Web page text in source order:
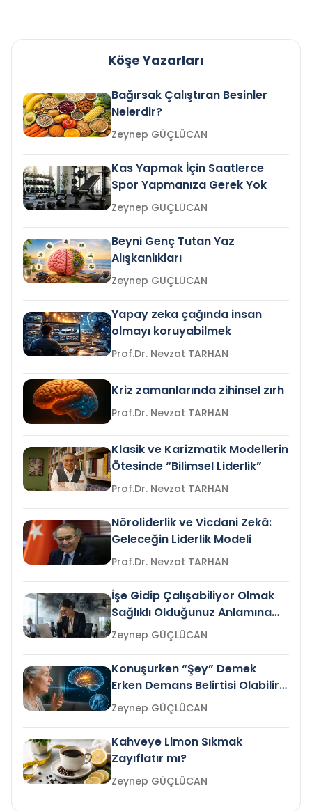
Köşe Yazarları
Bağırsak Çalıştıran Besinler
Nelerdir?
Zeynep GÜÇLÜCAN
Kas Yapmak İçin Saatlerce
Spor Yapmanıza Gerek Yok
Zeynep GÜÇLÜCAN
Beyni Genç Tutan Yaz
Alışkanlıkları
Zeynep GÜÇLÜCAN
Yapay zeka çağında insan
olmayı koruyabilmek
Prof.Dr. Nevzat TARHAN
Kriz zamanlarında zihinsel zırh
Prof.Dr. Nevzat TARHAN
Klasik ve Karizmatik Modellerin
Ötesinde “Bilimsel Liderlik”
Prof.Dr. Nevzat TARHAN
Nöroliderlik ve Vicdani Zekâ:
Geleceğin Liderlik Modeli
Prof.Dr. Nevzat TARHAN
İşe Gidip Çalışabiliyor Olmak
Sağlıklı Olduğunuz Anlamına
Gelir mi?Zeynep GÜÇLÜCAN
Konuşurken “Şey” Demek
Erken Demans Belirtisi Olabilir
mi?
Zeynep GÜÇLÜCAN
Kahveye Limon Sıkmak
Zayıflatır mı?
Zeynep GÜÇLÜCAN